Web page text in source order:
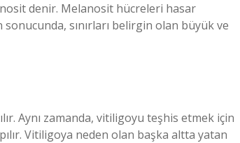
denir. Melanosit hücreleri hasar
sınırları belirgin olan büyük ve
Aynı zamanda, vitiligoyu teşhis etmek için
Vitiligoya neden olan başka altta yatan